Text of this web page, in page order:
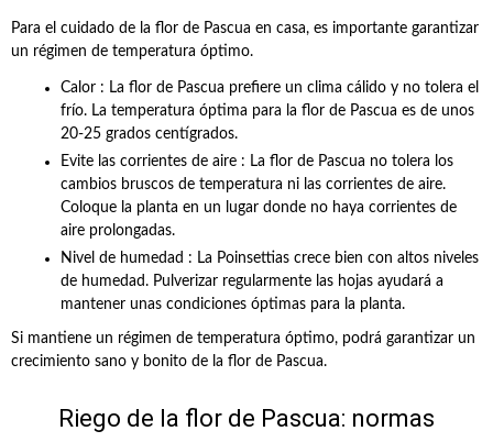
Para el cuidado de la flor de Pascua en casa, es importante garantizar
un régimen de temperatura óptimo.
Calor : La flor de Pascua prefiere un clima cálido y no tolera el
frío. La temperatura óptima para la flor de Pascua es de unos
20-25 grados centígrados.
Evite las corrientes de aire : La flor de Pascua no tolera los
cambios bruscos de temperatura ni las corrientes de aire.
Coloque la planta en un lugar donde no haya corrientes de
aire prolongadas.
Nivel de humedad : La Poinsettias crece bien con altos niveles
de humedad. Pulverizar regularmente las hojas ayudará a
mantener unas condiciones óptimas para la planta.
Si mantiene un régimen de temperatura óptimo, podrá garantizar un
crecimiento sano y bonito de la flor de Pascua.
Riego de la flor de Pascua: normas